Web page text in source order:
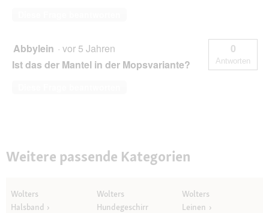
Abbylein · vor 5 Jahren
Ist das der Mantel in der Mopsvariante?
0
Antworten
Weitere passende Kategorien
Wolters
Halsband
Wolters
Hundegeschirr
Wolters
Leinen